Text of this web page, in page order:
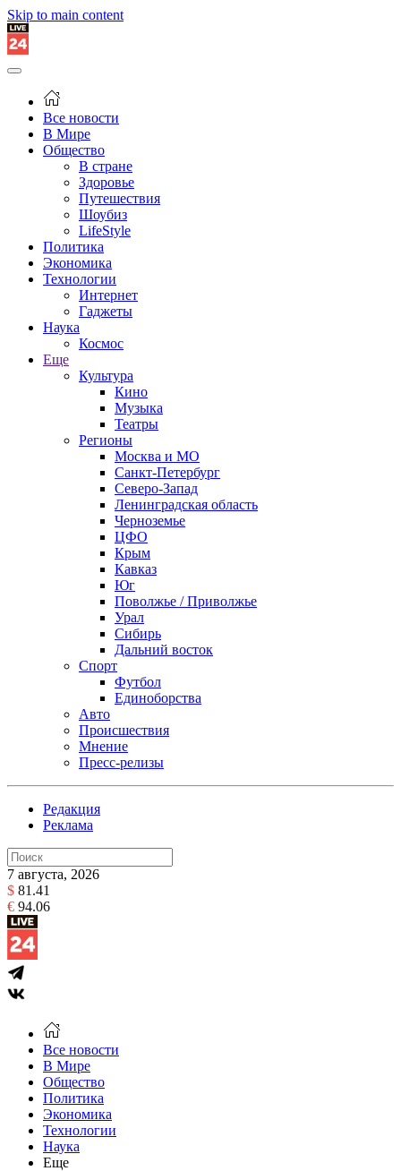
Skip to main content
Все новости
В Мире
Общество
В стране
Здоровье
Путешествия
Шоубиз
LifeStyle
Политика
Экономика
Технологии
Интернет
Гаджеты
Наука
Космос
Еще
Культура
Кино
Музыка
Театры
Регионы
Москва и МО
Санкт-Петербург
Северо-Запад
Ленинградская область
Черноземье
ЦФО
Крым
Кавказ
Юг
Поволжье / Приволжье
Урал
Сибирь
Дальний восток
Спорт
Футбол
Единоборства
Авто
Происшествия
Мнение
Пресс-релизы
Редакция
Реклама
7 августа, 2026
$ 81.41
€ 94.06
Все новости
В Мире
Общество
Политика
Экономика
Технологии
Наука
Еще